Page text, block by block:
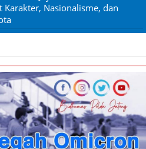
Karakter, Nasionalisme, dan